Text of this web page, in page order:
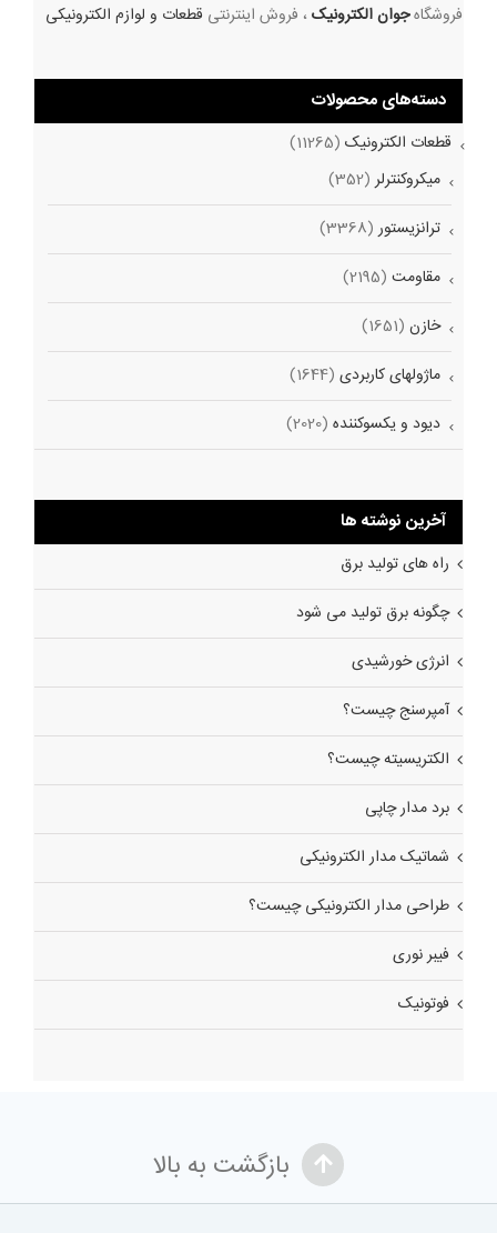
فروشگاهجوان الکترونیک ، فروش اینترنتی قطعات و لوازم الکترونیکی
دسته‌های محصولات
قطعات الکترونیک (11265)
میکروکنترلر (352)
ترانزیستور (3368)
مقاومت (2195)
خازن (1651)
ماژولهای کاربردی (1644)
دیود و یکسوکننده (2020)
آخرین نوشته ها
راه های تولید برق
چگونه برق تولید می شود
انرژی خورشیدی
آمپرسنج چیست؟
الکتریسیته چیست؟
برد مدار چاپی
شماتیک مدار الکترونیکی
طراحی مدار الکترونیکی چیست؟
فیبر نوری
فوتونیک
بازگشت به بالا